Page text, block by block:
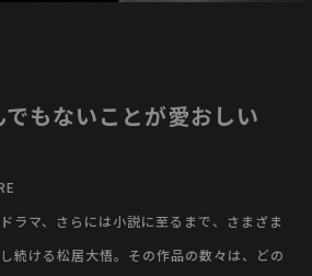
もないことが愛おしい
ラマ、さらには小説に至るまで、さまざま
続ける松居大悟。その作品の数々は、どの